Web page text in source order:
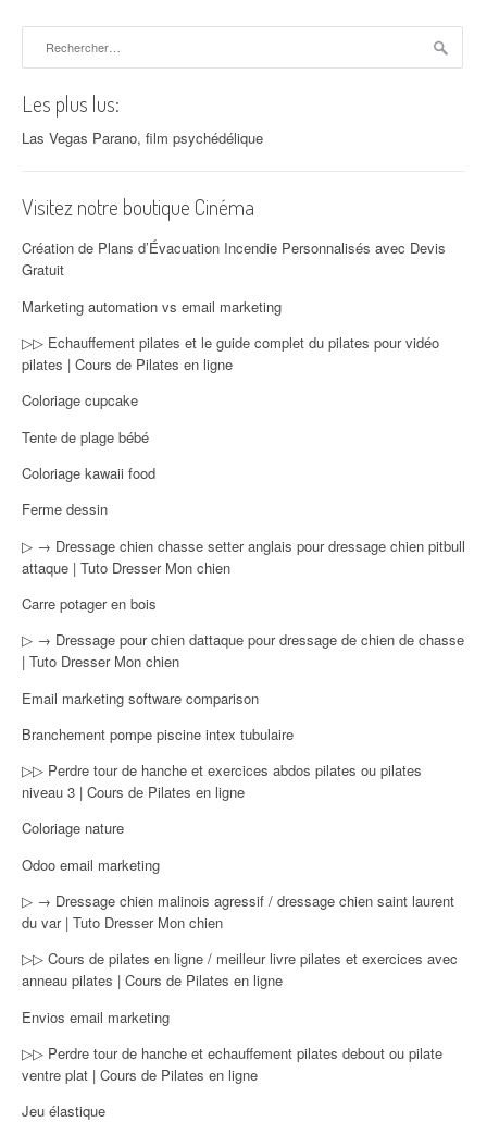
Les plus lus:
Las Vegas Parano, film psychédélique
Visitez notre boutique Cinéma
Création de Plans d’Évacuation Incendie Personnalisés avec Devis
Gratuit
Marketing automation vs email marketing
▷▷ Echauffement pilates et le guide complet du pilates pour vidéo
pilates | Cours de Pilates en ligne
Coloriage cupcake
Tente de plage bébé
Coloriage kawaii food
Ferme dessin
▷ → Dressage chien chasse setter anglais pour dressage chien pitbull
attaque | Tuto Dresser Mon chien
Carre potager en bois
▷ → Dressage pour chien dattaque pour dressage de chien de chasse
| Tuto Dresser Mon chien
Email marketing software comparison
Branchement pompe piscine intex tubulaire
▷▷ Perdre tour de hanche et exercices abdos pilates ou pilates
niveau 3 | Cours de Pilates en ligne
Coloriage nature
Odoo email marketing
▷ → Dressage chien malinois agressif / dressage chien saint laurent
du var | Tuto Dresser Mon chien
▷▷ Cours de pilates en ligne / meilleur livre pilates et exercices avec
anneau pilates | Cours de Pilates en ligne
Envios email marketing
▷▷ Perdre tour de hanche et echauffement pilates debout ou pilate
ventre plat | Cours de Pilates en ligne
Jeu élastique